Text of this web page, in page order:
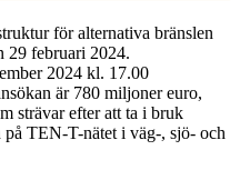
för alternativa bränslen
29 februari 2024.
2024 kl. 17.00
är 780 miljoner euro,
strävar efter att ta i bruk
TEN-T-nätet i väg-, sjö- och